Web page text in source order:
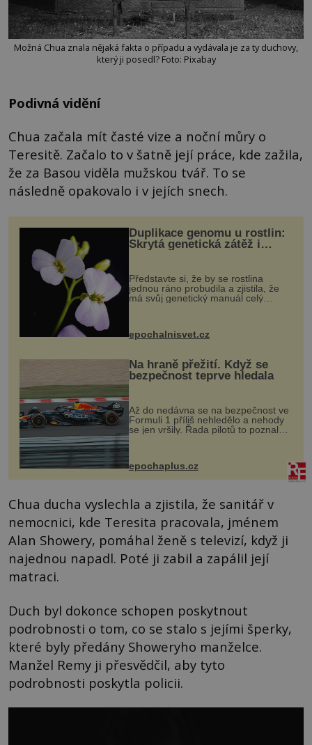
Možná Chua znala nějaká fakta o případu a vydávala je za ty duchovy,
který ji posedl? Foto: Pixabay
Podivná vidění
Chua začala mít časté vize a noční můry o
Teresitě. Začalo to v šatně její práce, kde zažila,
že za Basou viděla mužskou tvář. To se
následně opakovalo i v jejích snech.
Duplikace genomu u rostlin:
Skrytá genetická zátěž i
Představte si, že by se rostlina
jednou ráno probudila a zjistila, že
má svůj genetický manuál celý
vstupenka...
epochalnisvet.cz
Na hraně přežití. Když se
bezpečnost teprve hledala
Až do nedávna se na bezpečnost ve
Formuli 1 příliš nehledělo a nehody
se jen vršily. Řada pilotů to poznala
na vlastní kůži, často s trvalými
následky nebo bohužel i ztrátou
života. Dnes nepochopiteln...
epochaplus.cz
Chua ducha vyslechla a zjistila, že sanitář v
nemocnici, kde Teresita pracovala, jménem
Alan Showery, pomáhal ženě s televizí, když ji
najednou napadl. Poté ji zabil a zapálil její
matraci.
Duch byl dokonce schopen poskytnout
podrobnosti o tom, co se stalo s jejími šperky,
které byly předány Showeryho manželce.
Manžel Remy ji přesvědčil, aby tyto
podrobnosti poskytla policii.